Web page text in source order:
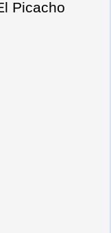
Picacho